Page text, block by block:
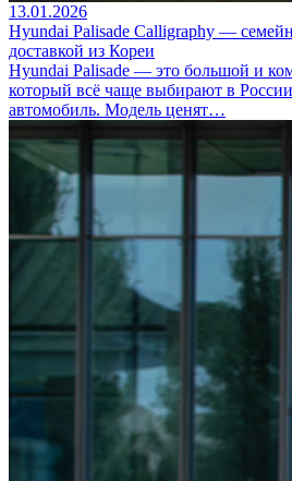
13.01.2026
Hyundai Palisade Calligraphy —
доставкой из Кореи
Hyundai Palisade — это большой и
который всё чаще выбирают в
автомобиль. Модель ценят…